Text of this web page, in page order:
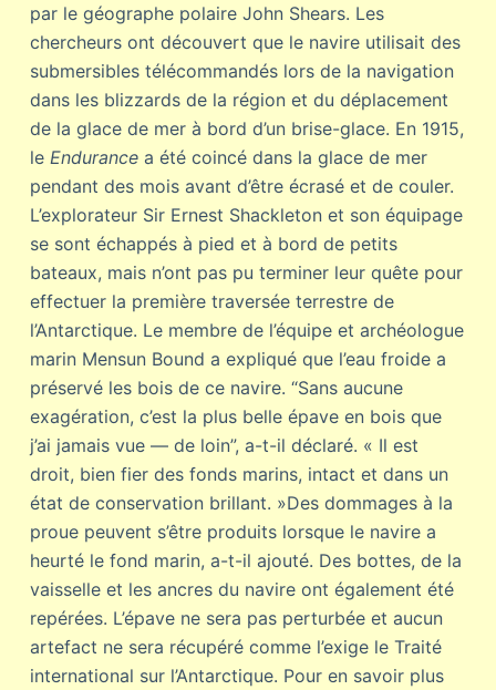
par le géographe polaire John Shears. Les
chercheurs ont découvert que le navire utilisait des
submersibles télécommandés lors de la navigation
dans les blizzards de la région et du déplacement
de la glace de mer à bord d’un brise-glace. En 1915,
le Endurancea été coincé dans la glace de mer
pendant des mois avant d’être écrasé et de couler.
L’explorateur Sir Ernest Shackleton et son équipage
se sont échappés à pied et à bord de petits
bateaux, mais n’ont pas pu terminer leur quête pour
effectuer la première traversée terrestre de
l’Antarctique. Le membre de l’équipe et archéologue
marin Mensun Bound a expliqué que l’eau froide a
préservé les bois de ce navire. “Sans aucune
exagération, c’est la plus belle épave en bois que
j’ai jamais vue — de loin”, a-t-il déclaré. « Il est
droit, bien fier des fonds marins, intact et dans un
état de conservation brillant. »Des dommages à la
proue peuvent s’être produits lorsque le navire a
heurté le fond marin, a-t-il ajouté. Des bottes, de la
vaisselle et les ancres du navire ont également été
repérées. L’épave ne sera pas perturbée et aucun
artefact ne sera récupéré comme l’exige le Traité
international sur l’Antarctique. Pour en savoir plus